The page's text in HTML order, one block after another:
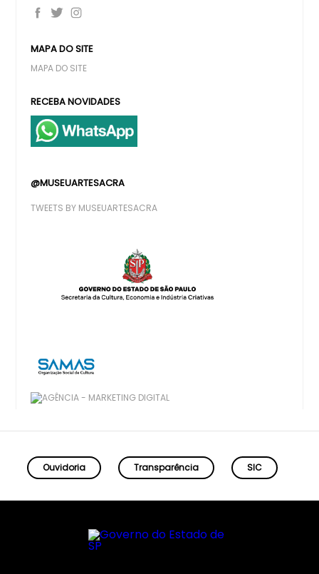
MAPA DO SITE
MAPA DO SITE
RECEBA NOVIDADES
@MUSEUARTESACRA
TWEETS BY MUSEUARTESACRA
Ouvidoria Transparência SIC